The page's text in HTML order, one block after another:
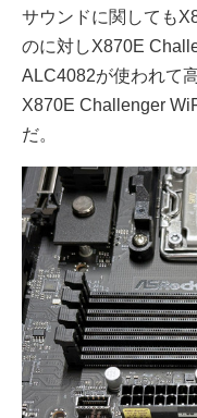
サウンドに関しても
のに対しX870E
ALC4082が使われて
X870E Challenger
だ。